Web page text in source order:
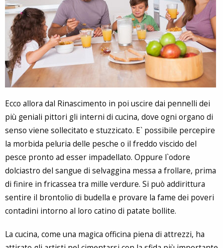
Ecco allora dal Rinascimento in poi uscire dai pennelli dei
più geniali pittori gli interni di cucina, dove ogni organo di
senso viene sollecitato e stuzzicato. E` possibile percepire
la morbida peluria delle pesche o il freddo viscido del
pesce pronto ad esser impadellato. Oppure l`odore
dolciastro del sangue di selvaggina messa a frollare, prima
di finire in fricassea tra mille verdure. Si può addirittura
sentire il brontolio di budella e provare la fame dei poveri
contadini intorno al loro catino di patate bollite.
La cucina, come una magica officina piena di attrezzi, ha